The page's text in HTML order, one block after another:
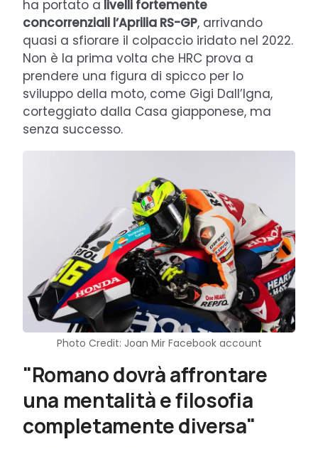
ha portato a livelli fortemente
concorrenziali l’Aprilia RS-GP, arrivando
quasi a sfiorare il colpaccio iridato nel 2022.
Non è la prima volta che HRC prova a
prendere una figura di spicco per lo
sviluppo della moto, come Gigi Dall’Igna,
corteggiato dalla Casa giapponese, ma
senza successo.
Photo Credit: Joan Mir Facebook account
"Romano dovrà affrontare
una mentalità e filosofia
completamente diversa"